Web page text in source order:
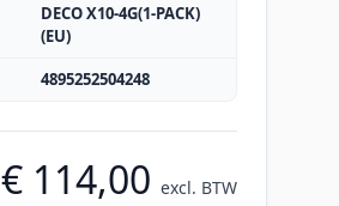
DECO X10-4G(1-PACK)
(EU)
4895252504248
€ 114,00 excl. BTW